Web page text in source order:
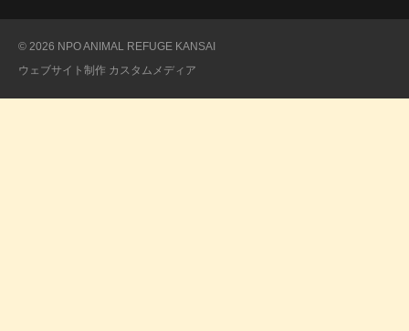
© 2026 NPO ANIMAL REFUGE KANSAI
ウェブサイト制作 カスタムメディア